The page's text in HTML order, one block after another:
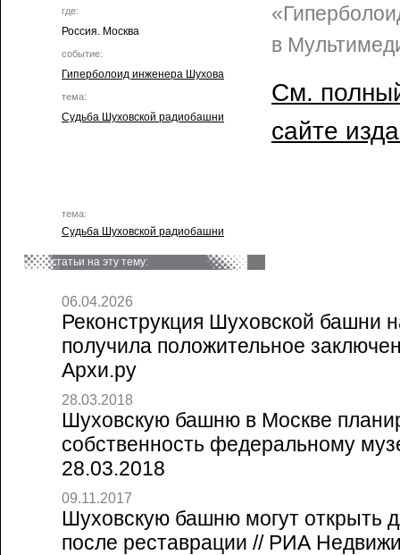
где:
Россия. Москва
событие:
Гиперболоид инженера Шухова
тема:
Судьба Шуховской радиобашни
в
См.
сайте
тема:
Судьба Шуховской радиобашни
статьи на эту тему:
06.04.2026
Реконструкция Шуховской башни
получила положительное
Архи.ру
28.03.2018
Шуховскую башню в Москве
собственность федеральному
28.03.2018
09.11.2017
Шуховскую башню могут открыть
после реставрации // РИА